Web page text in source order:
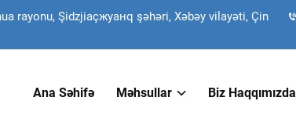
rayonu, Şidzjiaçжуанq şəhəri, Xəbəy vilayəti, Çin
Ana Səhifə Məhsullar Biz Haqqımızda